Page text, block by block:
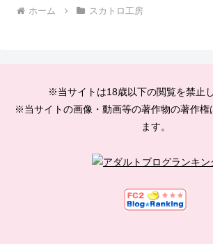
ホーム スカトロ工房
※当サイトは18歳以下の閲覧を禁止し
※当サイトの画像・動画等の著作物の著作権
ます。